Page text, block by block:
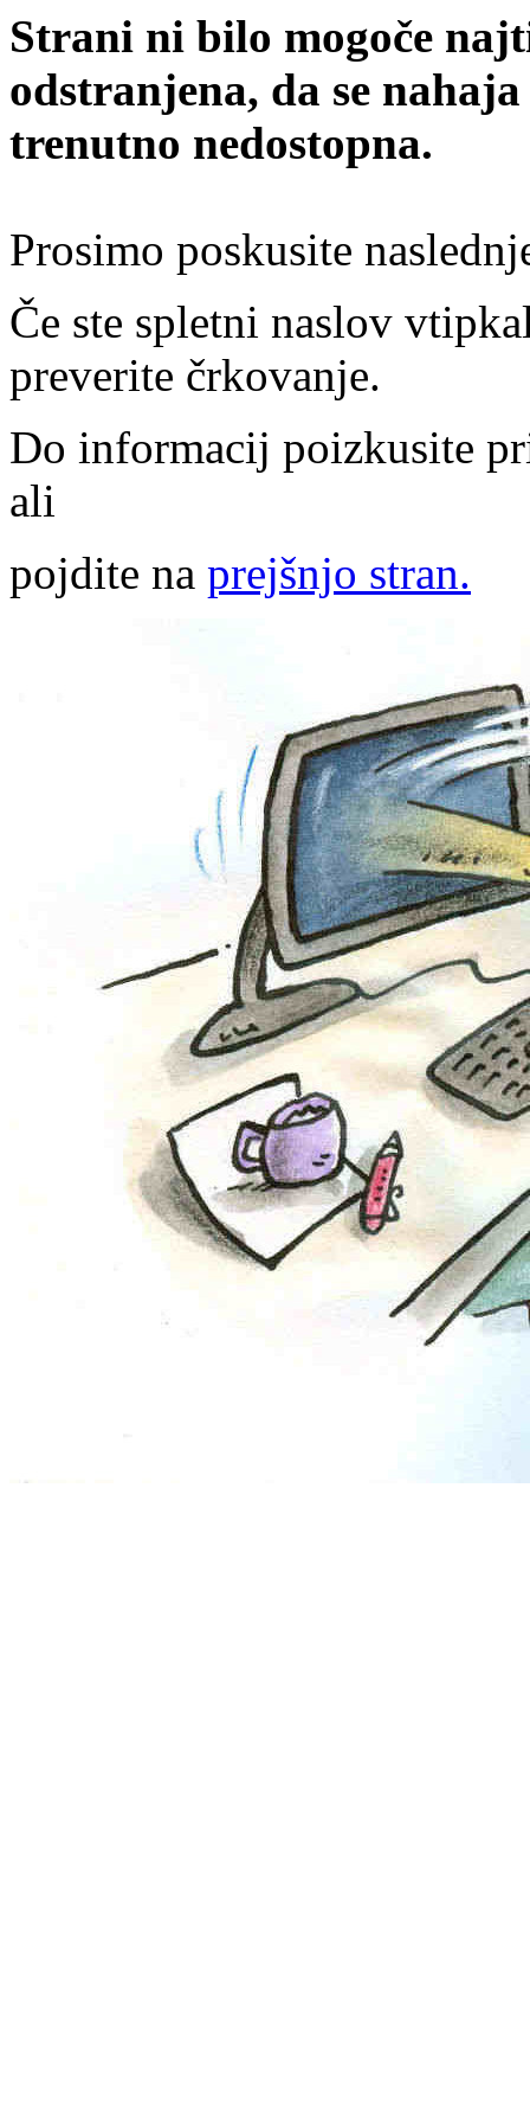
Strani ni bilo mogoče
odstranjena, da se
trenutno nedostopna.
Prosimo poskusite
Če ste spletni naslov
preverite črkovanje.
Do informacij poizkusite
ali
pojdite na prejšnjo stran.